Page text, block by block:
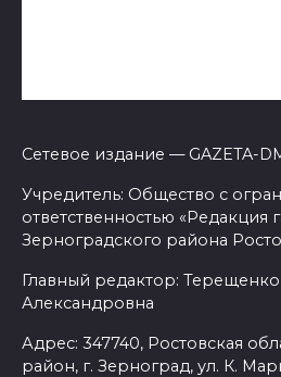
Сетевое издание — GAZETA-
Учредитель: Общество с
ответственностью «Редакция
Зерноградского района
Главный редактор:
Александровна
Адрес: 347740, Ростовская
район, г. Зерноград, ул. К.